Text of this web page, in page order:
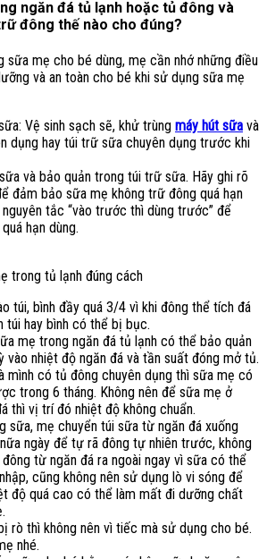
ngăn đá tủ lạnh hoặc tủ đông và
đông thế nào cho đúng?
sữa mẹ cho bé dùng, mẹ cần nhớ những điều
và an toàn cho bé khi sử dụng sữa mẹ
Vệ sinh sạch sẽ, khử trùng máy hút sữa và
dụng hay túi trữ sữa chuyên dụng trước khi
và bảo quản trong túi trữ sữa. Hãy ghi rõ
đảm bảo sữa mẹ không trữ đông quá hạn
tắc “vào trước thì dùng trước” để
hạn dùng.
trong tủ lạnh đúng cách
túi, bình đầy quá 3/4 vì khi đông thể tích đá
túi hay bình có thể bị bục.
mẹ trong ngăn đá tủ lạnh có thể bảo quản
vào nhiệt độ ngăn đá và tần suất đóng mở tủ.
mình có tủ đông chuyên dụng thì sữa mẹ có
trong 6 tháng. Không nên để sữa mẹ ở
thì vị trí đó nhiệt độ không chuẩn.
sữa, mẹ chuyển túi sữa từ ngăn đá xuống
ngày để tự rã đông tự nhiên trước, không
từ ngăn đá ra ngoài ngay vì sữa có thể
cũng không nên sử dụng lò vi sóng để
độ quá cao có thể làm mất đi dưỡng chất
rò thì không nên vì tiếc mà sử dụng cho bé.
nhé.